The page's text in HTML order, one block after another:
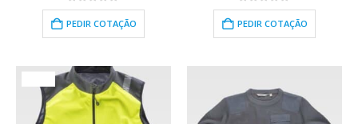
0out of 5
PEDIR COTAÇÃO
0out of 5
PEDIR COTAÇÃO